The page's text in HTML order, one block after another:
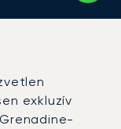
exkluzív